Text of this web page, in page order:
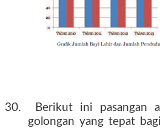
30. Berikut ini pasangan
golongan yang tepat